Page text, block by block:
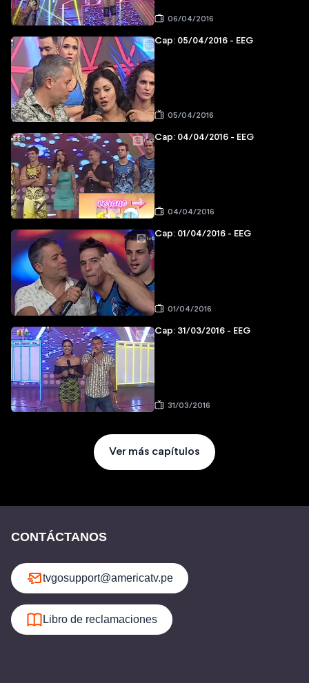
06/04/2016
Cap: 05/04/2016 - EEG
05/04/2016
Cap: 04/04/2016 - EEG
04/04/2016
Cap: 01/04/2016 - EEG
01/04/2016
Cap: 31/03/2016 - EEG
31/03/2016
Ver más capítulos
CONTÁCTANOS
tvgosupport@americatv.pe
Libro de reclamaciones